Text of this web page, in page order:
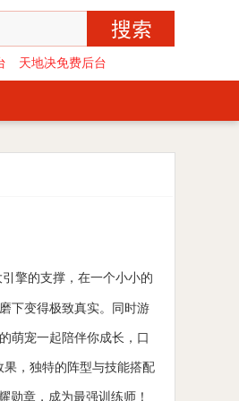
天地决免费后台
擎的支撑，在一个小小的
下变得极致真实。同时游
萌宠一起陪伴你成长，口
，独特的阵型与技能搭配
勋章，成为最强训练师！